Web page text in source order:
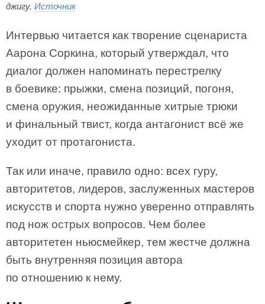
джигу. Источник
Интервью читается как творение сценариста
Аарона Соркина, который утверждал, что
диалог должен напоминать перестрелку
в боевике: прыжки, смена позиций, погоня,
смена оружия, неожиданные хитрые трюки
и финальный твист, когда антагонист всё же
уходит от протагониста.
Так или иначе, правило одно: всех гуру,
авторитетов, лидеров, заслуженных мастеров
искусств и спорта нужно уверенно отправлять
под нож острых вопросов. Чем более
авторитетен ньюсмейкер, тем жестче должна
быть внутренняя позиция автора
по отношению к нему.